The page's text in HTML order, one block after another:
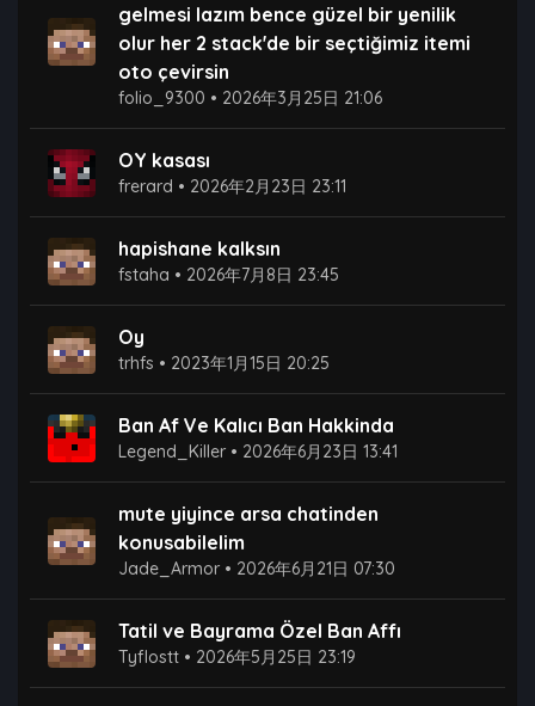
gelmesi lazım bence güzel bir yenilik
olur her 2 stack'de bir seçtiğimiz itemi
oto çevirsin ​ ​
folio_9300 • 2026年3月25日 21:06
OY kasası
frerard • 2026年2月23日 23:11
hapishane kalksın
fstaha • 2026年7月8日 23:45
Oy
trhfs • 2023年1月15日 20:25
Ban Af Ve Kalıcı Ban Hakkinda
Legend_Killer • 2026年6月23日 13:41
mute yiyince arsa chatinden
konusabilelim
Jade_Armor • 2026年6月21日 07:30
Tatil ve Bayrama Özel Ban Affı
Tyflostt • 2026年5月25日 23:19